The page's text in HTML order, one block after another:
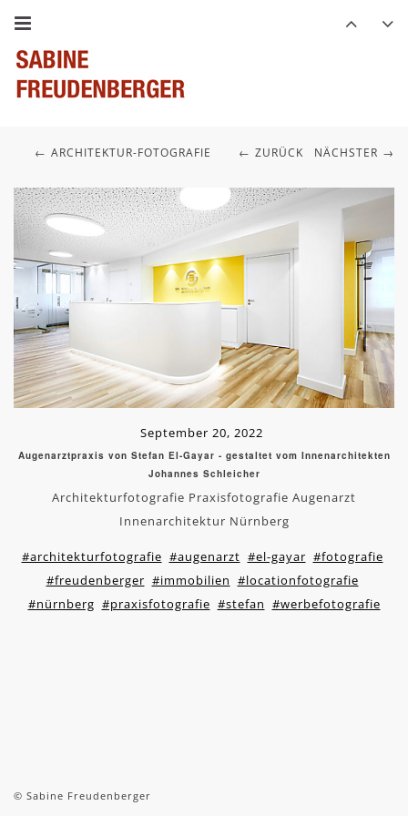
ZURÜCK NÄCHSTER
ARCHITEKTUR-FOTOGRAFIE
September 20, 2022
Augenarztpraxis von Stefan El-Gayar - gestaltet vom Innenarchitekten
Johannes Schleicher
Architekturfotografie Praxisfotografie Augenarzt
Innenarchitektur Nürnberg
#architekturfotografie #augenarzt #el-gayar #fotografie
#freudenberger #immobilien #locationfotografie
#nürnberg #praxisfotografie #stefan #werbefotografie
© Sabine Freudenberger